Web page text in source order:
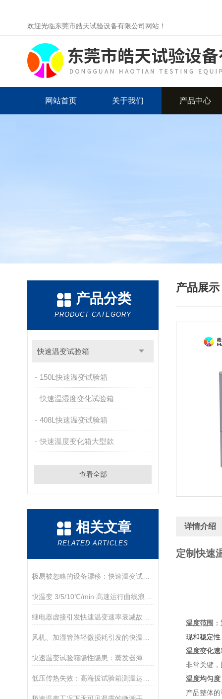
欢迎光临东莞市皓天试验设备有限公司网站！
网站首页 关于我们 产品中心
产品分类
PRODUCT CATEGORY
快速温变试验箱
150L快速温变试验箱
快速温湿度变化试验箱
408L快速温变试验箱
快速温度变化箱大型款
查看全部
相关文章
RELATED ARTICLES
产品展示
详情介绍
定制快速
温度范围
现和稳定
温度变化速
非常关键
温度均匀度
产品整体